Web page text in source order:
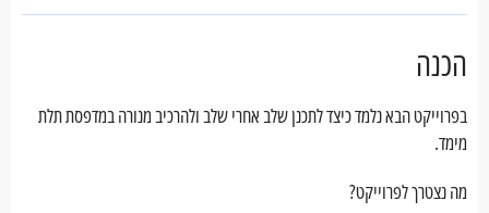
הכנה
בפרוייקט הבא נלמד כיצד לתכנן שלב אחרי שלב ולהרכיב מנורה במדפסת תלת
מימד.
מה נצטרך לפרוייקט?